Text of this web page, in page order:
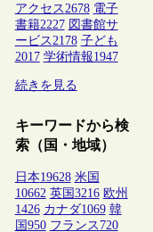
アクセス 2678 電子
書籍2227 図書館サ
ービス 2178 子ども
2017 学術情報1947
続きを見る
キーワードから検
索（国・地域）
日本19628 米国
10662 英国 3216 欧州
1426 カナダ1069 韓
国 950 フランス 720